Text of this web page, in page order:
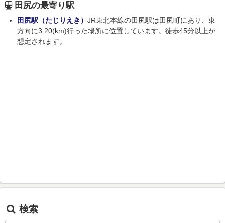
田尻の最寄り駅
田尻駅（たじりえき） JR東北本線の田尻駅は田尻町にあり、東
方向に3.20(km)行った場所に位置しています。徒歩45分以上が
想定されます。
検索